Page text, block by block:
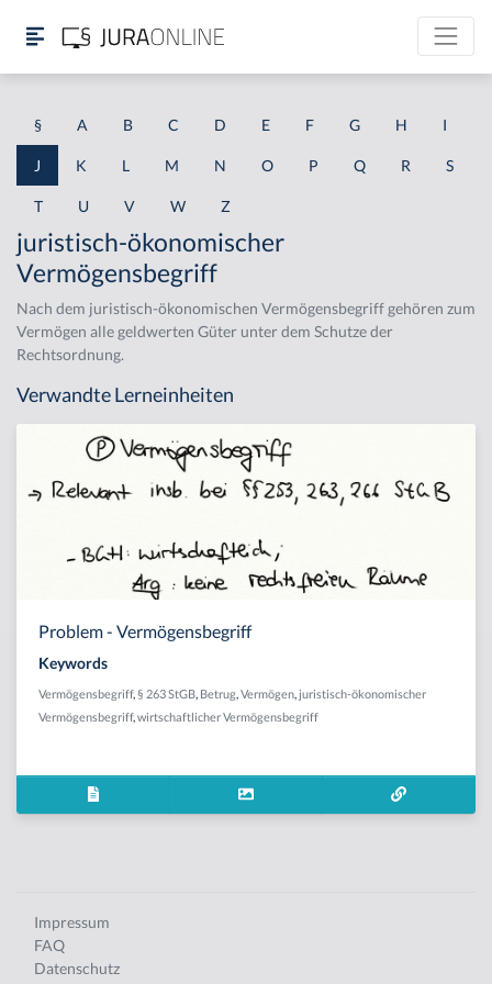
§ A B C D E F G H I
J K L M N O P Q R S
T U V W Z
juristisch-ökonomischer
Vermögensbegriff
Nach dem juristisch-ökonomischen Vermögensbegriff gehören zum
Vermögen alle geldwerten Güter unter dem Schutze der
Rechtsordnung.
Verwandte Lerneinheiten
Problem - Vermögensbegriff
Keywords
Vermögensbegriff, § 263 StGB Betrug Vermögen juristisch-ökonomischer
Vermögensbegriff, wirtschaftlicher Vermögensbegriff
Impressum
FAQ
Datenschutz